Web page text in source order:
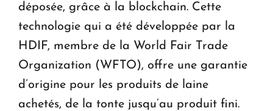
déposée, grâce à la blockchain. Cette
technologie qui a été développée par la
HDIF, membre de la World Fair Trade
Organization (WFTO), offre une garantie
d’origine pour les produits de laine
achetés, de la tonte jusqu’au produit fini.